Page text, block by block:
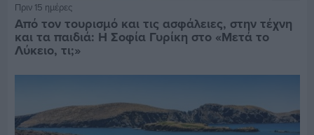
Πριν 15 ημέρες
Από τον τουρισμό και τις ασφάλειες, στην τέχνη
και τα παιδιά: Η Σοφία Γυρίκη στο «Μετά το
Λύκειο, τι;»